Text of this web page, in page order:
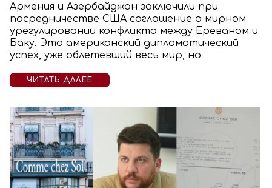
Армения и Азербайджан заключили при
посредничестве США соглашение о мирном
урегулировании конфликта между Ереваном и
Баку. Это американский дипломатический
успех, уже облетевший весь мир, но
ЧИТАТЬ ДАЛЕЕ